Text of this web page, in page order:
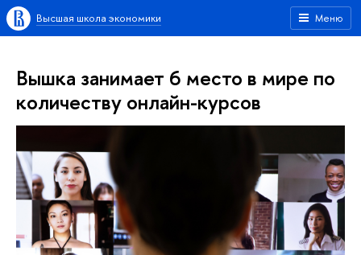
Меню
Высшая школа экономики
Вышка занимает 6 место в мире по
количеству онлайн-курсов